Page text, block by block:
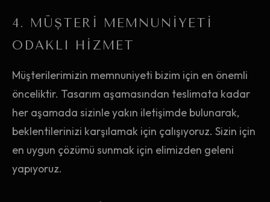
4. MÜŞTERI MEMNUNIYETI
ODAKLI HIZMET
Müşterilerimizin memnuniyeti bizim için en önemli
önceliktir. Tasarım aşamasından teslimata kadar
her aşamada sizinle yakın iletişimde bulunarak,
beklentilerinizi karşılamak için çalışıyoruz. Sizin için
en uygun çözümü sunmak için elimizden geleni
yapıyoruz.